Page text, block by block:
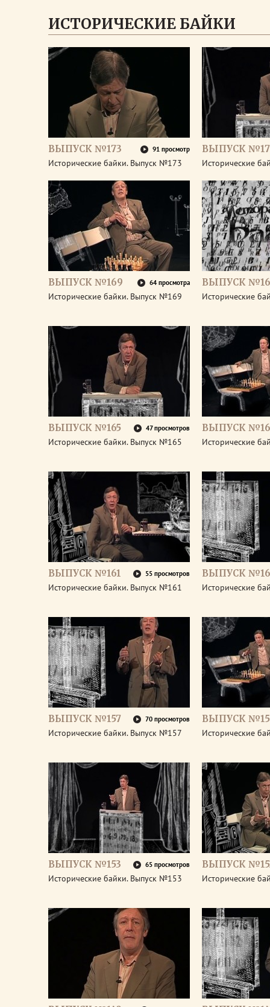
ИСТОРИЧЕСКИЕ БАЙКИ
ВЫПУСК №173 91 просмотр
Исторические байки. Выпуск №173
ВЫПУСК
Исторические
ВЫПУСК №169 64 просмотра
Исторические байки. Выпуск №169
ВЫПУСК
Исторические
ВЫПУСК №165 47 просмотров
Исторические байки. Выпуск №165
ВЫПУСК
Исторические
ВЫПУСК №161 55 просмотров
Исторические байки. Выпуск №161
ВЫПУСК
Исторические
ВЫПУСК №157 70 просмотров
Исторические байки. Выпуск №157
ВЫПУСК
Исторические
ВЫПУСК №153 65 просмотров
Исторические байки. Выпуск №153
ВЫПУСК
Исторические